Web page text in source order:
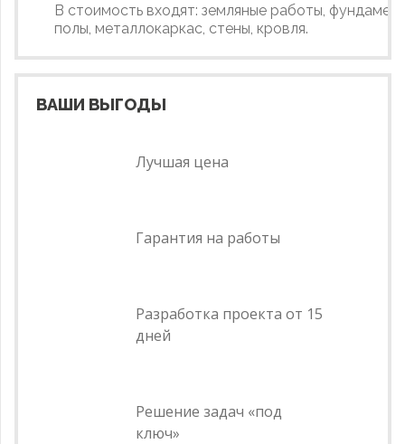
В стоимость входят: земляные работы,
полы, металлокаркас, стены, кровля.
ВАШИ ВЫГОДЫ
Лучшая цена
Гарантия на работы
Разработка проекта от 15
дней
Решение задач «под
ключ»